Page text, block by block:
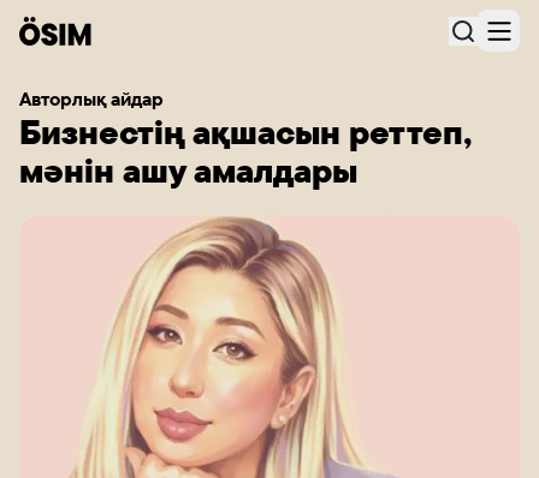
Авторлық айдар
Бизнестің ақшасын реттеп,
мәнін ашу амалдары